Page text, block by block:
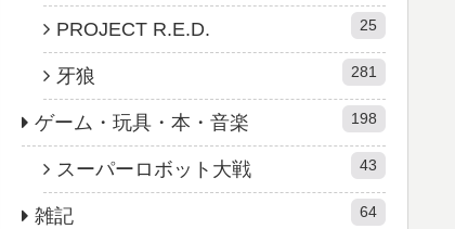
PROJECT R.E.D. 25
牙狼 281
ゲーム・玩具・本・音楽 198
スーパーロボット大戦 43
雑記 64